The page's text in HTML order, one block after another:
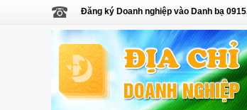
Đăng ký Doanh nghiệp vào Danh bạ